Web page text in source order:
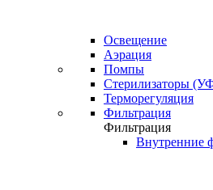
Освещение
Аэрация
Помпы
Стерилизаторы
Терморегуляция
Фильтрация
Фильтрация
Внутренние